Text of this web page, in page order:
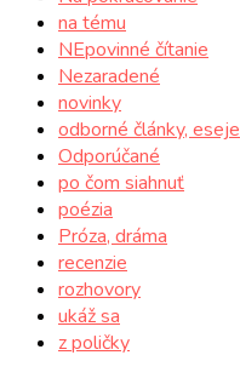
na tému
NEpovinné čítanie
Nezaradené
novinky
odborné články, eseje
Odporúčané
po čom siahnuť
poézia
Próza, dráma
recenzie
rozhovory
ukáž sa
z poličky